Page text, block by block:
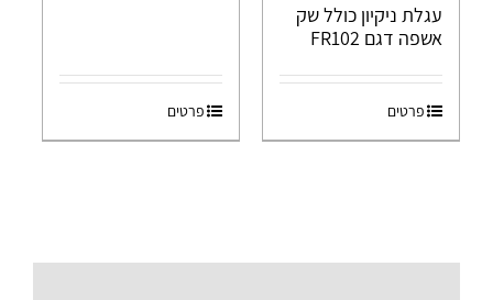
עגלת ניקיון כולל שק
אשפה דגם FR102
פרטים פרטים